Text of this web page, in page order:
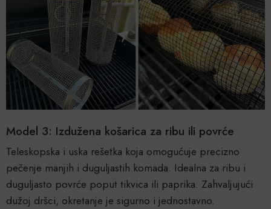
Model 3: Izdužena košarica za ribu ili povrće
Teleskopska i uska rešetka koja omogućuje precizno
pečenje manjih i duguljastih komada. Idealna za ribu i
duguljasto povrće poput tikvica ili paprika. Zahvaljujući
dužoj dršci, okretanje je sigurno i jednostavno.